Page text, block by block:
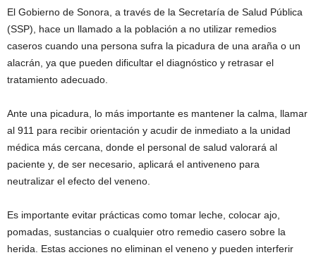
El Gobierno de Sonora, a través de la Secretaría de Salud Pública
(SSP), hace un llamado a la población a no utilizar remedios
caseros cuando una persona sufra la picadura de una araña o un
alacrán, ya que pueden dificultar el diagnóstico y retrasar el
tratamiento adecuado.
Ante una picadura, lo más importante es mantener la calma, llamar
al 911 para recibir orientación y acudir de inmediato a la unidad
médica más cercana, donde el personal de salud valorará al
paciente y, de ser necesario, aplicará el antiveneno para
neutralizar el efecto del veneno.
Es importante evitar prácticas como tomar leche, colocar ajo,
pomadas, sustancias o cualquier otro remedio casero sobre la
herida. Estas acciones no eliminan el veneno y pueden interferir